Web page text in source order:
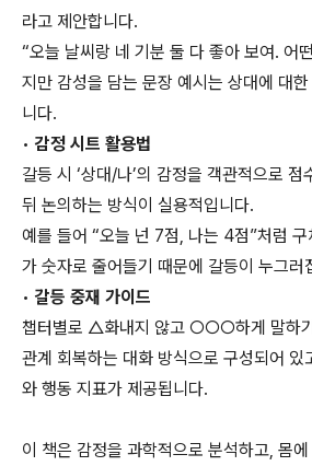
라고 제안합니다.
“오늘 날씨랑 네 기분 둘 다 좋아 보여. 어
지만 감성을 담는 문장 예시는 상대에 대
니다.
• 감정 시트 활용법
갈등 시 ‘상대/나’의 감정을 객관적으로 점
뒤 논의하는 방식이 실용적입니다.
예를 들어 “오늘 넌 7점, 나는 4점”처럼
가 숫자로 줄어들기 때문에 갈등이 누그러
• 갈등 중재 가이드
챕터별로 △화내지 않고 ○○○하게 말하
관계 회복하는 대화 방식으로 구성되어 있
와 행동 지표가 제공됩니다.
이 책은 감정을 과학적으로 분석하고, 몸